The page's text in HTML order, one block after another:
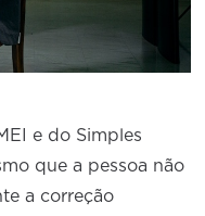
e do Simples
que a pessoa não
a correção